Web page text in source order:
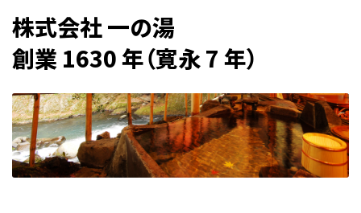
株式会社 一の湯
創業 1630 年（寛永 7 年）